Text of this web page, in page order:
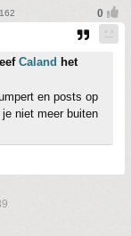
Caland het
en posts op
niet meer buiten